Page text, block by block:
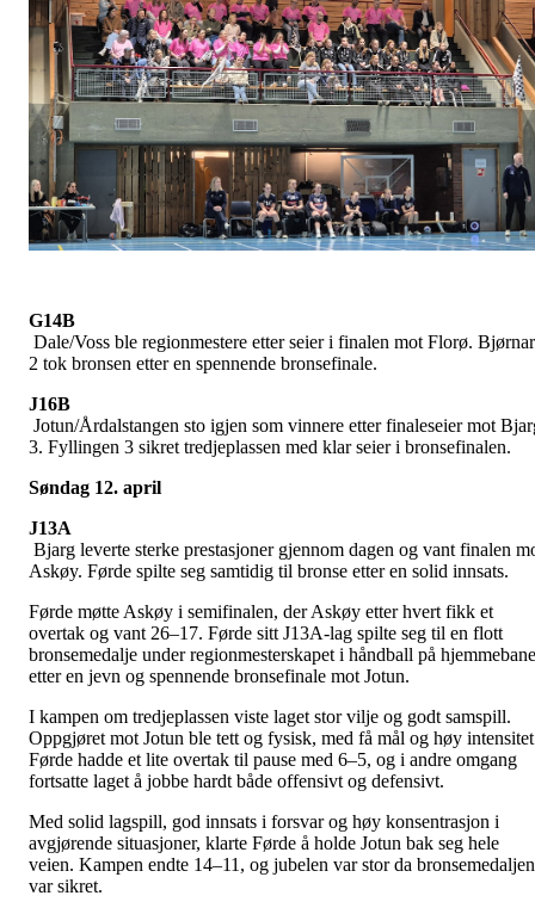
G14B
Dale/Voss ble regionmestere etter seier i finalen mot Florø. Bjørnar
2 tok bronsen etter en spennende bronsefinale.
J16B
Jotun/Årdalstangen sto igjen som vinnere etter finaleseier mot
3. Fyllingen 3 sikret tredjeplassen med klar seier i bronsefinalen.
Søndag 12. april
J13A
Bjarg leverte sterke prestasjoner gjennom dagen og vant finalen
Askøy. Førde spilte seg samtidig til bronse etter en solid innsats.
Førde møtte Askøy i semifinalen, der Askøy etter hvert fikk et
overtak og vant 26–17. Førde sitt J13A‑lag spilte seg til en flott
bronsemedalje under regionmesterskapet i håndball på
etter en jevn og spennende bronsefinale mot Jotun.
I kampen om tredjeplassen viste laget stor vilje og godt samspill.
Oppgjøret mot Jotun ble tett og fysisk, med få mål og høy
Førde hadde et lite overtak til pause med 6–5, og i andre omgang
fortsatte laget å jobbe hardt både offensivt og defensivt.
Med solid lagspill, god innsats i forsvar og høy konsentrasjon i
avgjørende situasjoner, klarte Førde å holde Jotun bak seg hele
veien. Kampen endte 14–11, og jubelen var stor da bronsemedaljen
var sikret.